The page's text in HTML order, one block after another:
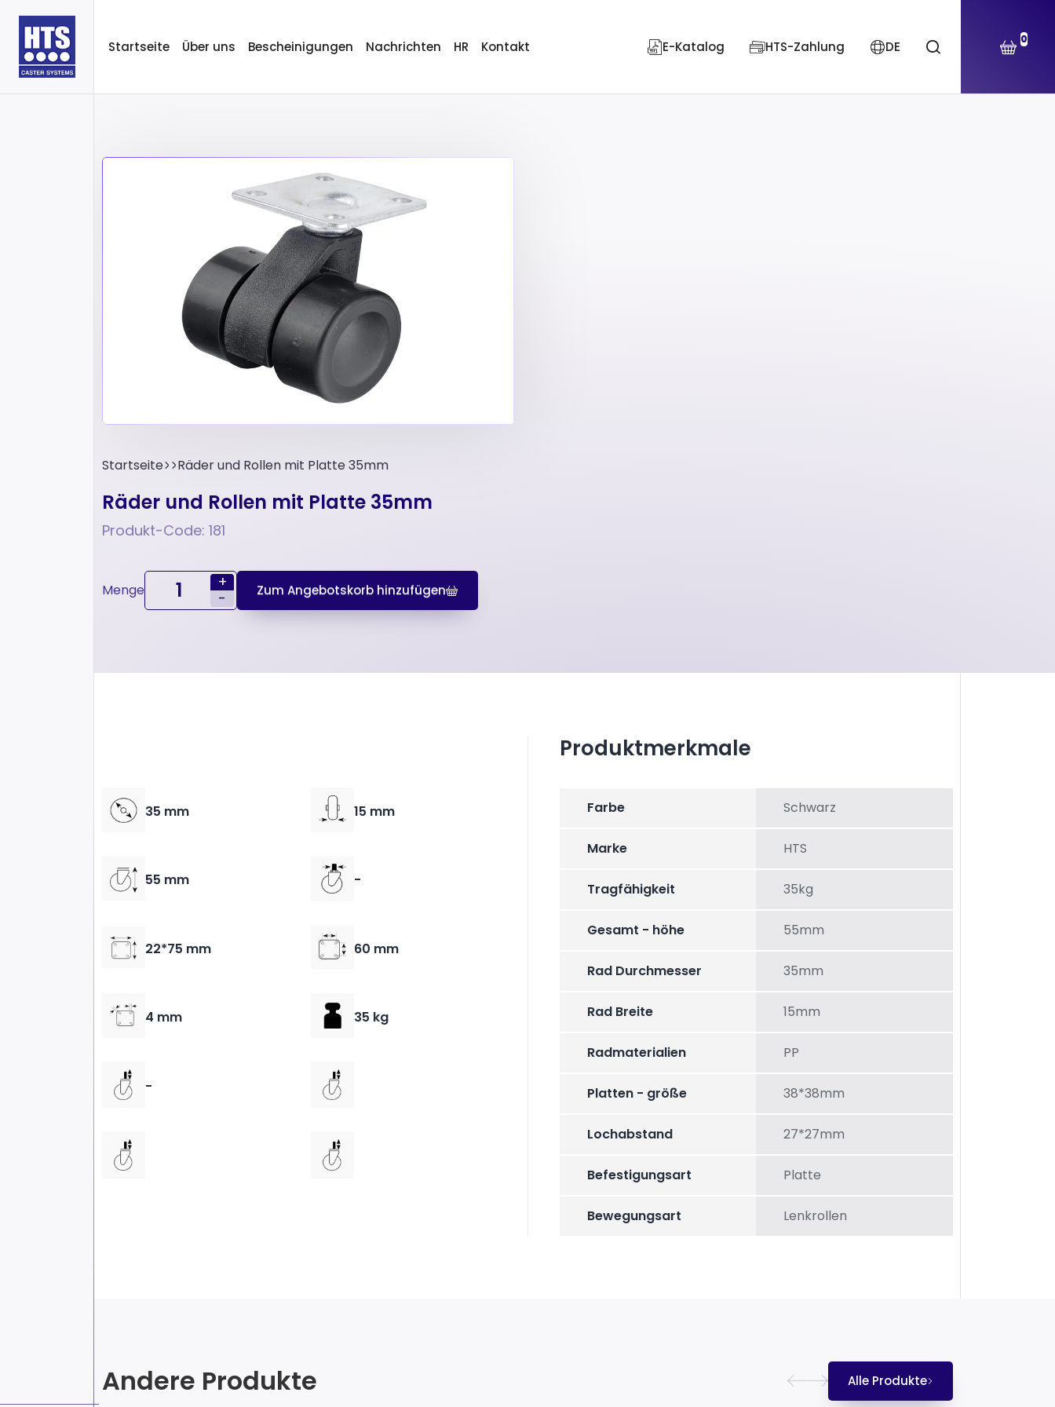
Startseite Über uns Bescheinigungen Nachrichten HR Kontakt E-Katalog HTS-Zahlung DE 0
Startseite Räder und Rollen mit Platte 35mm
Räder und Rollen mit Platte 35mm
Produkt-Code: 181
Menge
+
-
Zum Angebotskorb hinzufügen
35 mm 15 mm
55 mm -
22*75 mm 60 mm
4 mm 35 kg
-
Produktmerkmale
Farbe Schwarz
Marke HTS
Tragfähigkeit 35kg
Gesamt - höhe 55mm
Rad Durchmesser 35mm
Rad Breite 15mm
Radmaterialien PP
Platten - größe 38*38mm
Lochabstand 27*27mm
Befestigungsart Platte
Bewegungsart Lenkrollen
Andere Produkte Alle Produkte